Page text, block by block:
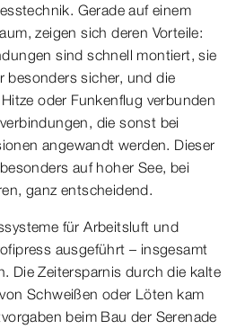
Gerade auf einem
zeigen sich deren Vorteile:
sind schnell montiert, sie
besonders sicher, und die
oder Funkenflug verbunden
die sonst bei
angewandt werden. Dieser
auf hoher See, bei
ganz entscheidend.
für Arbeitsluft und
ausgeführt – insgesamt
Die Zeitersparnis durch die kalte
Schweißen oder Löten kam
beim Bau der Serenade